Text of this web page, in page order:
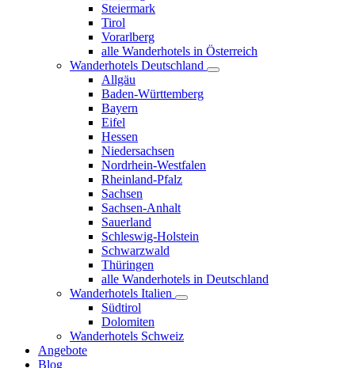
Steiermark
Tirol
Vorarlberg
alle Wanderhotels in Österreich
Wanderhotels Deutschland
Allgäu
Baden-Württemberg
Bayern
Eifel
Hessen
Niedersachsen
Nordrhein-Westfalen
Rheinland-Pfalz
Sachsen
Sachsen-Anhalt
Sauerland
Schleswig-Holstein
Schwarzwald
Thüringen
alle Wanderhotels in Deutschland
Wanderhotels Italien
Südtirol
Dolomiten
Wanderhotels Schweiz
Angebote
Blog